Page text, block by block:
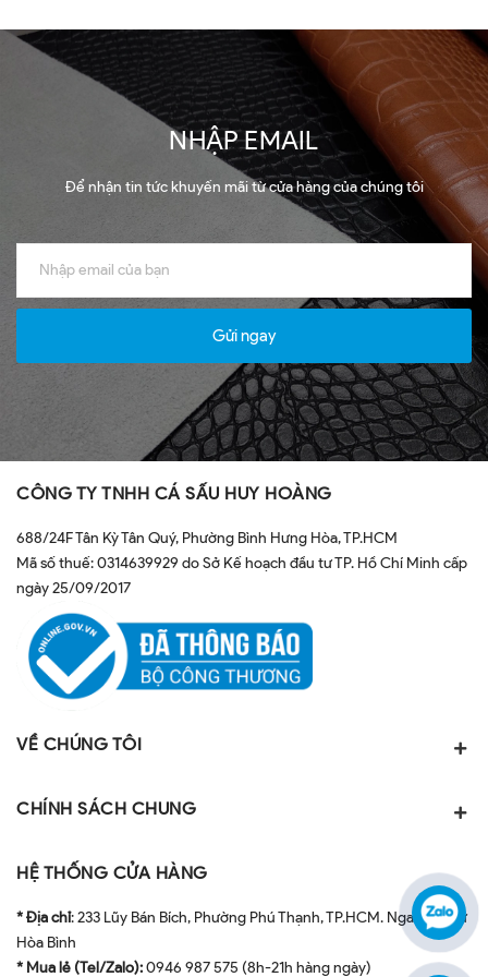
NHẬP EMAIL
Để nhận tin tức khuyến mãi từ cửa hàng của chúng tôi
Gửi ngay
CÔNG TY TNHH CÁ SẤU HUY HOÀNG
688/24F Tân Kỳ Tân Quý, Phường Bình Hưng Hòa, TP.HCM
Mã số thuế: 0314639929 do Sở Kế hoạch đầu tư TP. Hồ Chí Minh cấp
ngày 25/09/2017
VỀ CHÚNG TÔI
CHÍNH SÁCH CHUNG
HỆ THỐNG CỬA HÀNG
* Địa chỉ: 233 Lũy Bán Bích, Phường Phú Thạnh, TP.HCM. Ngay ngã tư
Hòa Bình
* Mua lẻ (Tel/Zalo):0946 987 575 (8h-21h hàng ngày)